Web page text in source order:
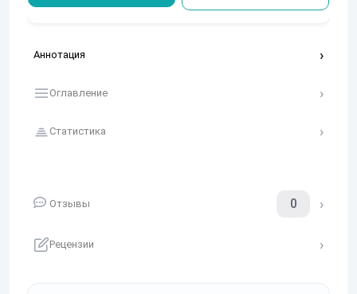
Аннотация
Оглавление
Статистика
Отзывы 0
Рецензии